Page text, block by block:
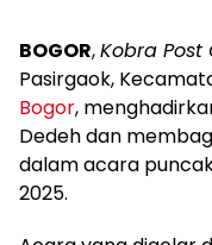
BOGOR,Kobra Post
Pasirgaok,
Bogor,
Dedeh dan
dalam acara
2025.